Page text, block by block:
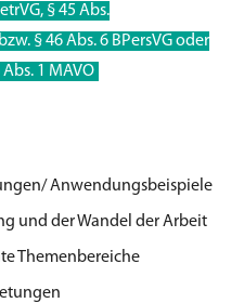
§ 45 Abs.
bzw. §46 Abs. 6 BPersVG oder
1 MAVO
Anwendungsbeispiele
und der Wandel der Arbeit
Themenbereiche